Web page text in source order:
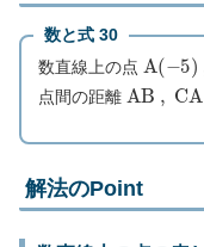
数と式 30
数直線上の点
A (− 5)
点間の距離 A B C A
解法のPoint